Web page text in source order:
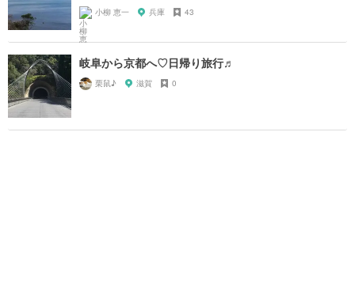
小柳 恵一 兵庫 43
岐阜から京都へ♡日帰り旅行♬
栗鼠♪ 滋賀 0